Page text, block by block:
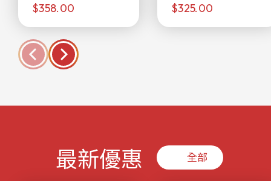
$358.00
侖)
$325.00
最新優惠 全部